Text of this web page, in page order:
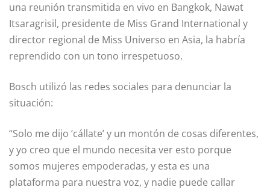
una reunión transmitida en vivo en Bangkok, Nawat
Itsaragrisil, presidente de Miss Grand International y
director regional de Miss Universo en Asia, la habría
reprendido con un tono irrespetuoso.
Bosch utilizó las redes sociales para denunciar la
situación:
“Solo me dijo ‘cállate’ y un montón de cosas diferentes,
y yo creo que el mundo necesita ver esto porque
somos mujeres empoderadas, y esta es una
plataforma para nuestra voz, y nadie puede callar